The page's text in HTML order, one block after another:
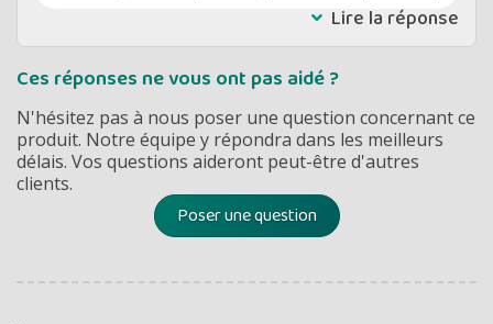
Lire la réponse
Ces réponses ne vous ont pas aidé ?
N'hésitez pas à nous poser une question concernant ce
produit. Notre équipe y répondra dans les meilleurs
délais. Vos questions aideront peut-être d'autres
clients.
Poser une question